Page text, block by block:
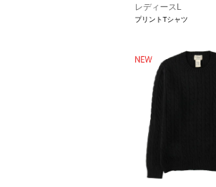
レディースL
プリントTシャツ